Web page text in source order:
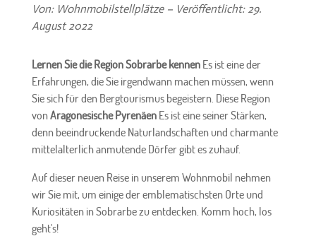
Von: Wohnmobilstellplätze – Veröffentlicht: 29.
August 2022
Lernen Sie die Region Sobrarbe kennenEs ist eine der
Erfahrungen, die Sie irgendwann machen müssen, wenn
Sie sich für den Bergtourismus begeistern. Diese Region
vonAragonesische PyrenäenEs ist eine seiner Stärken,
denn beeindruckende Naturlandschaften und charmante
mittelalterlich anmutende Dörfer gibt es zuhauf.
Auf dieser neuen Reise in unserem Wohnmobil nehmen
wir Sie mit, um einige der emblematischsten Orte und
Kuriositäten in Sobrarbe zu entdecken. Komm hoch, los
geht's!